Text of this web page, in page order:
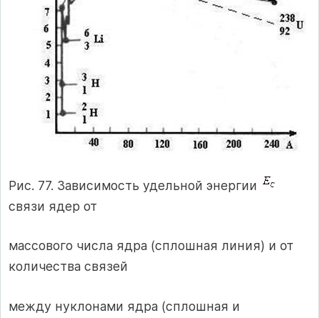
Рис. 77. Зависимость удельной энергии
связи ядер от
массового числа ядра (сплошная линия) и от
количества связей
между нуклонами ядра (сплошная и